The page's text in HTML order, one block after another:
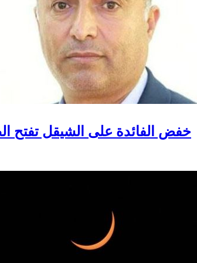
خفض الفائدة على الشيقل تفتح